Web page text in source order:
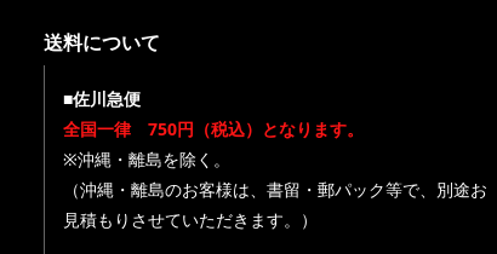
送料について
■佐川急便
全国一律 750円（税込）となります。
※沖縄・離島を除く。
（沖縄・離島のお客様は、書留・郵パック等で、別途お
見積もりさせていただきます。）